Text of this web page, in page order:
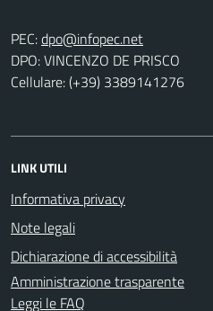
PEC:
DPO: VINCENZO DE PRISCO
Cellulare: (+39) 3389141276
LINK UTILI
Informativa privacy
Note legali
Dichiarazione di accessibilità
Amministrazione trasparente
Leggi le FAQ